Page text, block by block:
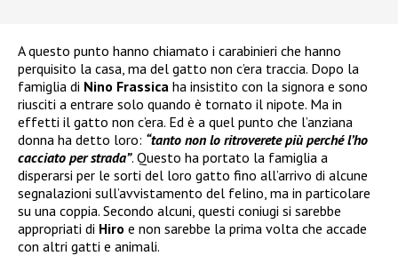
A questo punto hanno chiamato i carabinieri che hanno
perquisito la casa, ma del gatto non c’era traccia. Dopo la
famiglia di Nino Frassica ha insistito con la signora e sono
riusciti a entrare solo quando è tornato il nipote. Ma in
effetti il gatto non c’era. Ed è a quel punto che l’anziana
donna ha detto loro: “tanto non lo ritroverete più perché l’ho
cacciato per strada”. Questo ha portato la famiglia a
disperarsi per le sorti del loro gatto fino all’arrivo di alcune
segnalazioni sull’avvistamento del felino, ma in particolare
su una coppia. Secondo alcuni, questi coniugi si sarebbe
appropriati di Hiro e non sarebbe la prima volta che accade
con altri gatti e animali.